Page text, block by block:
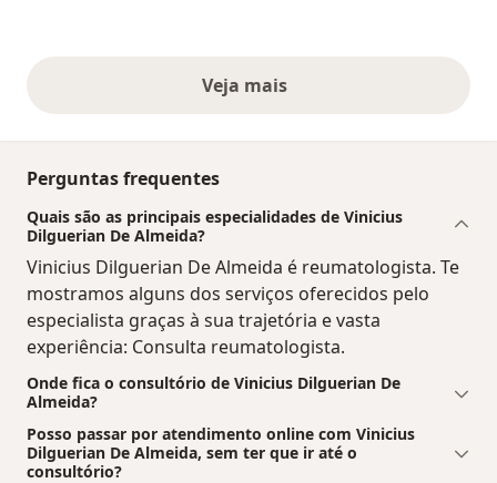
Veja maisopiniões acima
Perguntas frequentes
Quais são as principais especialidades de Vinicius
Dilguerian De Almeida?
Vinicius Dilguerian De Almeida é reumatologista. Te
mostramos alguns dos serviços oferecidos pelo
especialista graças à sua trajetória e vasta
experiência: Consulta reumatologista.
Onde fica o consultório de Vinicius Dilguerian De
Almeida?
Posso passar por atendimento online com Vinicius
Dilguerian De Almeida, sem ter que ir até o
consultório?